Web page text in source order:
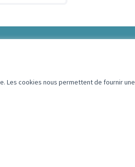
Les cookies nous permettent de fournir une